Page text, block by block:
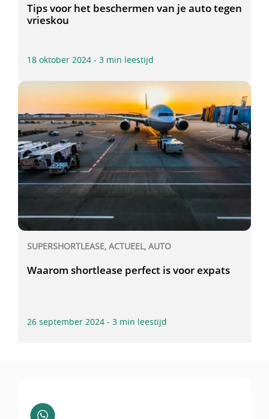
Tips voor het beschermen van je auto tegen
vrieskou
18 oktober 2024 - 3 min leestijd
SUPERSHORTLEASE, ACTUEEL, AUTO
Waarom shortlease perfect is voor expats
26 september 2024 - 3 min leestijd